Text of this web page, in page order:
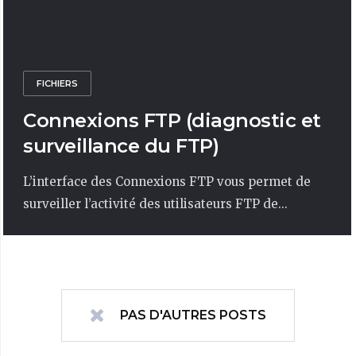
FICHIERS
Connexions FTP (diagnostic et
surveillance du FTP)
L’interface des Connexions FTP vous permet de
surveiller l’activité des utilisateurs FTP de...
PAS D'AUTRES POSTS